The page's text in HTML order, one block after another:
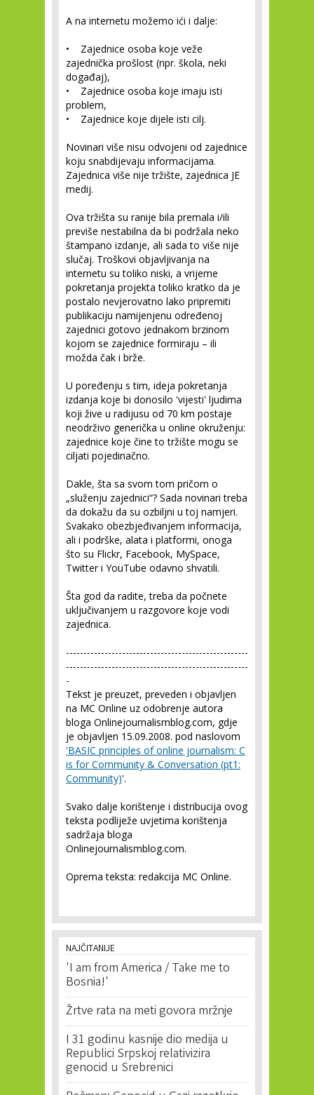
A na internetu možemo ići i dalje:
• Zajednice osoba koje veže
zajednička prošlost (npr. škola, neki
događaj),
• Zajednice osoba koje imaju isti
problem,
• Zajednice koje dijele isti cilj.
Novinari više nisu odvojeni od zajednice
koju snabdijevaju informacijama.
Zajednica više nije tržište, zajednica JE
medij.
Ova tržišta su ranije bila premala i/ili
previše nestabilna da bi podržala neko
štampano izdanje, ali sada to više nije
slučaj. Troškovi objavljivanja na
internetu su toliko niski, a vrijeme
pokretanja projekta toliko kratko da je
postalo nevjerovatno lako pripremiti
publikaciju namijenjenu određenoj
zajednici gotovo jednakom brzinom
kojom se zajednice formiraju – ili
možda čak i brže.
U poređenju s tim, ideja pokretanja
izdanja koje bi donosilo 'vijesti' ljudima
koji žive u radijusu od 70 km postaje
neodrživo generička u online okruženju:
zajednice koje čine to tržište mogu se
ciljati pojedinačno.
Dakle, šta sa svom tom pričom o
„služenju zajednici“? Sada novinari treba
da dokažu da su ozbiljni u toj namjeri.
Svakako obezbjeđivanjem informacija,
ali i podrške, alata i platformi, onoga
što su Flickr, Facebook, MySpace,
Twitter i YouTube odavno shvatili.
Šta god da radite, treba da počnete
uključivanjem u razgovore koje vodi
zajednica.
----------------------------------------------------
----------------------------------------------------
-
Tekst je preuzet, preveden i objavljen
na MC Online uz odobrenje autora
bloga Onlinejournalismblog.com, gdje
je objavljen 15.09.2008. pod naslovom
'BASIC principles of online journalism: C
is for Community & Conversation (pt1:
Community)'.
Svako dalje korištenje i distribucija ovog
teksta podliježe uvjetima korištenja
sadržaja bloga
Onlinejournalismblog.com.
Oprema teksta: redakcija MC Online.
NAJČITANIJE
'I am from America / Take me to
Bosnia!'
Žrtve rata na meti govora mržnje
I 31 godinu kasnije dio medija u
Republici Srpskoj relativizira
genocid u Srebrenici